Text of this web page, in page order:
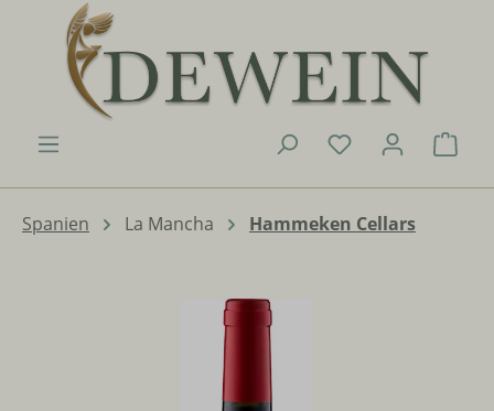
Zum Hauptinhalt springen
Du hast 0
Spanien La Mancha Hammeken Cellars